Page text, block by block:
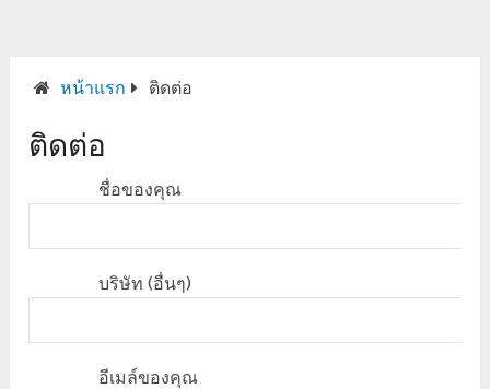
หน้าแรก ติดต่อ
ติดต่อ
ชื่อของคุณ
บริษัท (อื่นๆ)
อีเมล์ของคุณ